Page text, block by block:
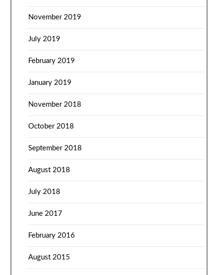
November 2019
July 2019
February 2019
January 2019
November 2018
October 2018
September 2018
August 2018
July 2018
June 2017
February 2016
August 2015